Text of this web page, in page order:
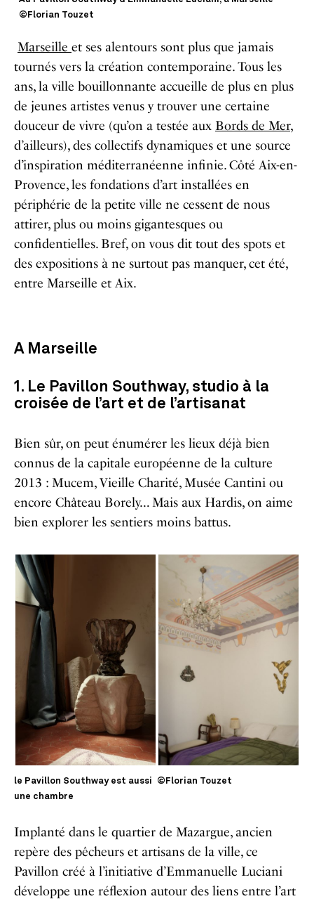
©Florian Touzet
Marseille et ses alentours sont plus que jamais
tournés vers la création contemporaine. Tous les
ans, la ville bouillonnante accueille de plus en plus
de jeunes artistes venus y trouver une certaine
douceur de vivre (qu’on a testée aux Bords de Mer,
d’ailleurs), des collectifs dynamiques et une source
d’inspiration méditerranéenne infinie. Côté Aix-en-
Provence, les fondations d’art installées en
périphérie de la petite ville ne cessent de nous
attirer, plus ou moins gigantesques ou
confidentielles. Bref, on vous dit tout des spots et
des expositions à ne surtout pas manquer, cet été,
entre Marseille et Aix.
A Marseille
1. Le Pavillon Southway, studio à la
croisée de l’art et de l’artisanat
Bien sûr, on peut énumérer les lieux déjà bien
connus de la capitale européenne de la culture
2013 : Mucem, Vieille Charité, Musée Cantini ou
encore Château Borely… Mais aux Hardis, on aime
bien explorer les sentiers moins battus.
le Pavillon Southway est aussi
une chambre
©Florian Touzet
Implanté dans le quartier de Mazargue, ancien
repère des pêcheurs et artisans de la ville, ce
Pavillon créé à l’initiative d’Emmanuelle Luciani
développe une réflexion autour des liens entre l’art